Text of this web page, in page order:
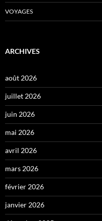
VOYAGES
ARCHIVES
août 2026
juillet 2026
juin 2026
mai 2026
avril 2026
mars 2026
février 2026
janvier 2026